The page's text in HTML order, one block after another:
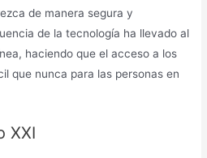
de manera segura y
de la tecnología ha llevado al
haciendo que el acceso a los
que nunca para las personas en
XXI